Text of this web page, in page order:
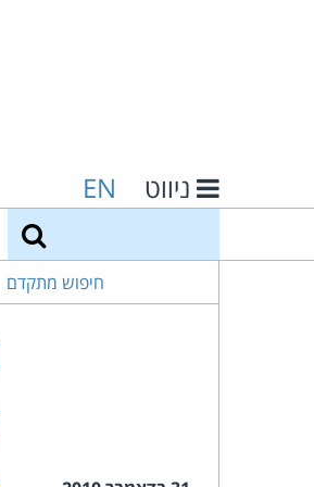
ניווט EN
חיפוש מתקדם